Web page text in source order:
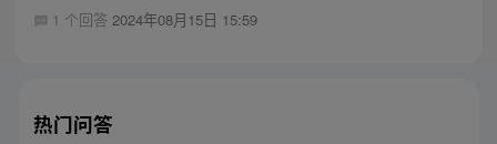
1 个回答 2024年08月15日 15:59
热门问答